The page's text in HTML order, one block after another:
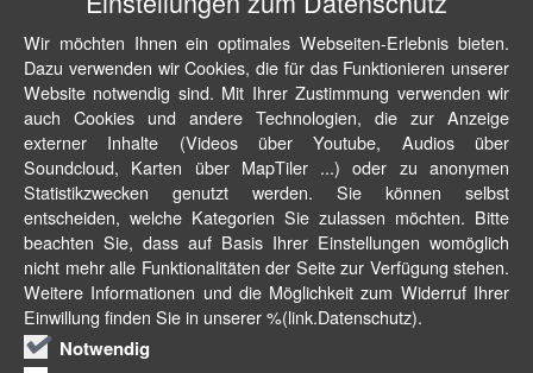
Wir möchten Ihnen ein optimales Webseiten-Erlebnis bieten.
Dazu verwenden wir Cookies, die für das Funktionieren unserer
Website notwendig sind. Mit Ihrer Zustimmung verwenden wir
auch Cookies und andere Technologien, die zur Anzeige
externer Inhalte (Videos über Youtube, Audios über
Soundcloud, Karten über MapTiler ...) oder zu anonymen
Statistikzwecken genutzt werden. Sie können selbst
entscheiden, welche Kategorien Sie zulassen möchten. Bitte
beachten Sie, dass auf Basis Ihrer Einstellungen womöglich
nicht mehr alle Funktionalitäten der Seite zur Verfügung stehen.
Weitere Informationen und die Möglichkeit zum Widerruf Ihrer
Einwillung finden Sie in unserer %(link.Datenschutz).
Notwendig